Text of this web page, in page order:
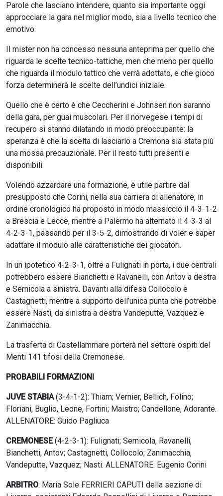
Parole che lasciano intendere, quanto sia importante oggi
approcciare la gara nel miglior modo, sia a livello tecnico che
emotivo.
Il mister non ha concesso nessuna anteprima per quello che
riguarda le scelte tecnico-tattiche, men che meno per quello
che riguarda il modulo tattico che verrà adottato, e che gioco
forza determinerà le scelte dell’undici iniziale.
Quello che è certo è che Ceccherini e Johnsen non saranno
della gara, per guai muscolari. Per il norvegese i tempi di
recupero si stanno dilatando in modo preoccupante: la
speranza è che la scelta di lasciarlo a Cremona sia stata più
una mossa precauzionale. Per il resto tutti presenti e
disponibili.
Volendo azzardare una formazione, è utile partire dal
presupposto che Corini, nella sua carriera di allenatore, in
ordine cronologico ha proposto in modo massiccio il 4-3-1-2
a Brescia e Lecce, mentre a Palermo ha alternato il 4-3-3 al
4-2-3-1, passando per il 3-5-2, dimostrando di voler e saper
adattare il modulo alle caratteristiche dei giocatori.
In un ipotetico 4-2-3-1, oltre a Fulignati in porta, i due centrali
potrebbero essere Bianchetti e Ravanelli, con Antov a destra
e Sernicola a sinistra. Davanti alla difesa Collocolo e
Castagnetti, mentre a supporto dell’unica punta che potrebbe
essere Nasti, da sinistra a destra Vandeputte, Vazquez e
Zanimacchia.
La trasferta di Castellammare porterà nel settore ospiti del
Menti 141 tifosi della Cremonese.
PROBABILI FORMAZIONI
JUVE STABIA(3-4-1-2): Thiam; Vernier, Bellich, Folino;
Floriani, Buglio, Leone, Fortini; Maistro; Candellone, Adorante.
ALLENATORE: Guido Pagliuca
CREMONESE(4-2-3-1): Fulignati; Sernicola, Ravanelli,
Bianchetti, Antov; Castagnetti, Collocolo; Zanimacchia,
Vandeputte, Vazquez; Nasti. ALLENATORE: Eugenio Corini
ARBITRO: Maria Sole FERRIERI CAPUTI della sezione di